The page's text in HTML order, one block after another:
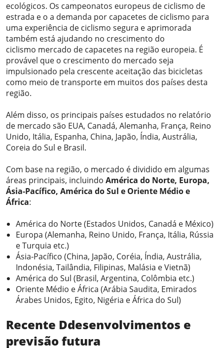
ecológicos. Os campeonatos europeus de ciclismo de
estrada e o a demanda por capacetes de ciclismo para
uma experiência de ciclismo segura e aprimorada
também está ajudando no crescimento do
ciclismo mercado de capacetes na região europeia. É
provável que o crescimento do mercado seja
impulsionado pela crescente aceitação das bicicletas
como meio de transporte em muitos dos países desta
região.
Além disso, os principais países estudados no relatório
de mercado são EUA, Canadá, Alemanha, França, Reino
Unido, Itália, Espanha, China, Japão, Índia, Austrália,
Coreia do Sul e Brasil.
Com base na região, o mercado é dividido em algumas
áreas principais, incluindo América do Norte, Europa,
Ásia-Pacífico, América do Sul e Oriente Médio e
África:
América do Norte (Estados Unidos, Canadá e México)
Europa (Alemanha, Reino Unido, França, Itália, Rússia
e Turquia etc.)
Ásia-Pacífico (China, Japão, Coréia, Índia, Austrália,
Indonésia, Tailândia, Filipinas, Malásia e Vietnã)
América do Sul (Brasil, Argentina, Colômbia etc.)
Oriente Médio e África (Arábia Saudita, Emirados
Árabes Unidos, Egito, Nigéria e África do Sul)
Recente Ddesenvolvimentos e
previsão futura